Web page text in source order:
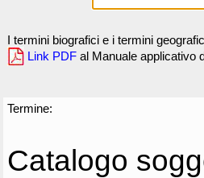
I termini biografici e i termini
Link PDF al Manuale applicativo
Termine:
Catalogo